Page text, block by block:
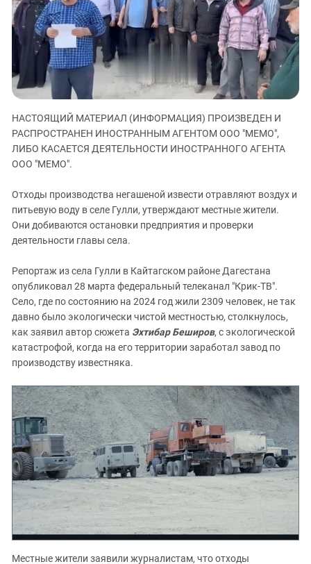
ЗАСТАВЛЯЕТ
КАВКАЗ ЗА ПАЛЕСТИНУ
ИНАКОМЫСЛИЕ В ЧЕЧНЕ
ПРЕСЛЕДОВАНИЕ АКТИВИСТОВ
МОБИЛИЗАЦИЯ И ПРОТЕСТЫ
Дагестан
Ингушетия
Кабардино-Балкария
Калмыкия
Карачаево-Черкесия
Краснодарский край
Российская Федерация
Северная Осетия - Алания
СКФО
Чечня
Южная Осетия
Южный Кавказ
ЮФО
НАСТОЯЩИЙ МАТЕРИАЛ (ИНФОРМАЦИЯ) ПРОИЗВЕДЕН И
РАСПРОСТРАНЕН ИНОСТРАННЫМ АГЕНТОМ ООО "МЕМО",
ЛИБО КАСАЕТСЯ ДЕЯТЕЛЬНОСТИ ИНОСТРАННОГО АГЕНТА
ООО "МЕМО".
Отходы производства негашеной извести отравляют воздух и
питьевую воду в селе Гулли, утверждают местные жители.
Они добиваются остановки предприятия и проверки
деятельности главы села.
Репортаж из села Гулли в Кайтагском районе Дагестана
опубликовал 28 марта федеральный телеканал "Крик-ТВ".
Село, где по состоянию на 2024 год жили 2309 человек, не так
давно было экологически чистой местностью, столкнулось,
как заявил автор сюжета Эхтибар Беширов, с экологической
катастрофой, когда на его территории заработал завод по
производству известняка.
Местные жители заявили журналистам, что отходы